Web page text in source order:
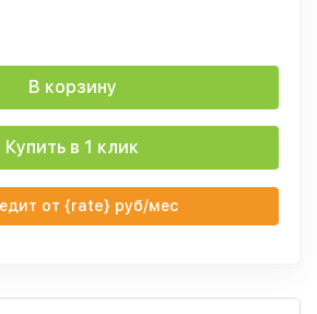
В корзину
Купить в 1 клик
от {rate} руб/мес